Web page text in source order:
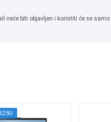
neće biti objavljen i koristiti će se